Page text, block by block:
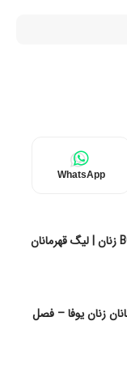
WhatsApp
پیش‌بینی و تحلیل بریدا بلیک زنان – دینامو-BGU زنان | لیگ قهرمانان
زنان یوفا – فصل